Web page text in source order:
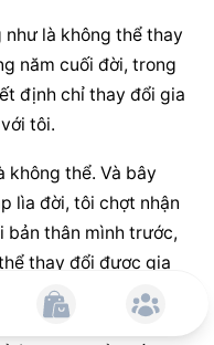
là không thể thay
năm cuối đời, trong
định chỉ thay đổi gia
tôi.
không thể. Và bây
lìa đời, tôi chợt nhận
bản thân mình trước,
thay đổi được gia
viên của gia đình
đổi đất nước và